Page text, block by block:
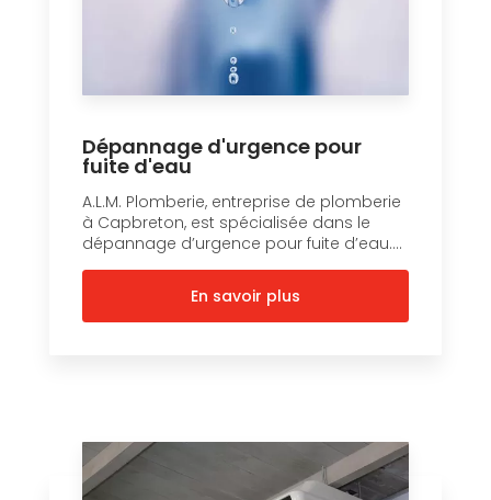
Dépannage d'urgence pour
fuite d'eau
A.L.M. Plomberie, entreprise de plomberie
à Capbreton, est spécialisée dans le
dépannage d’urgence pour fuite d’eau....
En savoir plus